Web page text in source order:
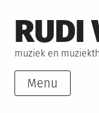
to
content
RUDI
muziek en
Menu